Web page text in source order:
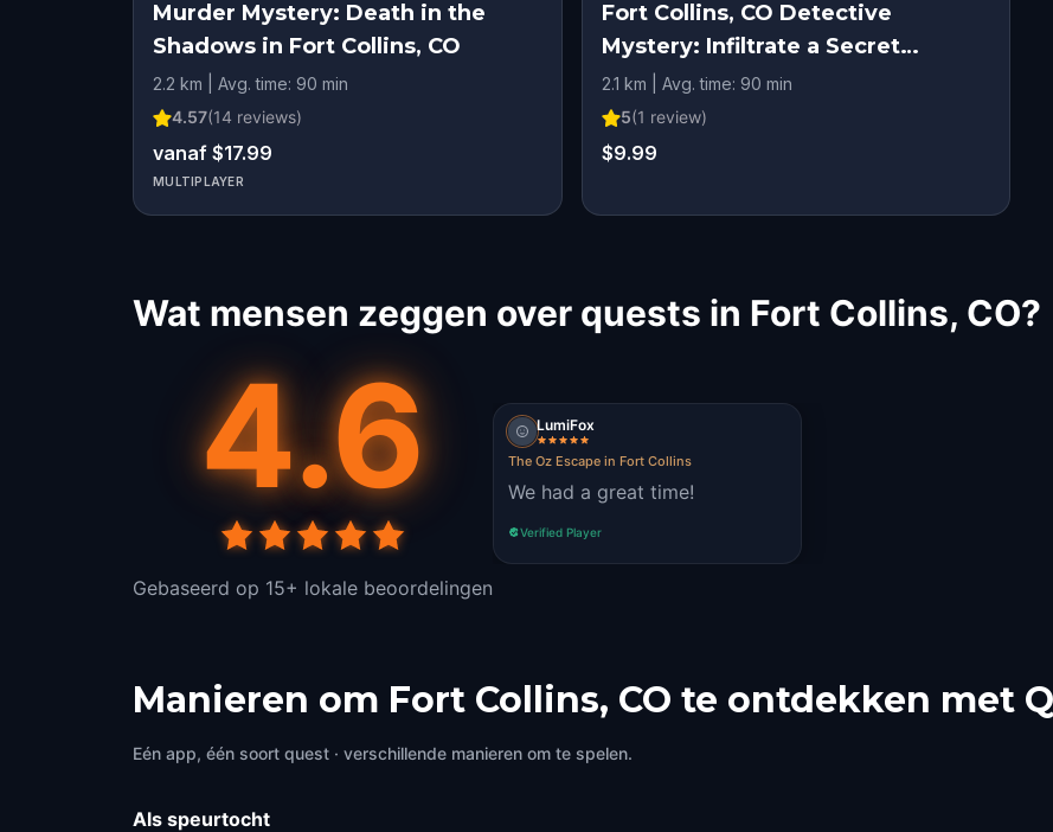
Murder Mystery: Death in the
Shadows in Fort Collins, CO
2.2 km | Avg. time: 90 min
4.57(14 reviews)
vanaf $17.99
MULTIPLAYER
Fort Collins, CO Detective
Mystery: Infiltrate a Secret
Society!
2.1 km | Avg. time: 90 min
5(1 review)
$9.99
Wat mensen zeggen over quests in Fort Collins, CO?
4.6
Gebaseerd op 15+ lokale beoordelingen
LumiFox
The Oz Escape in Fort Collins
We had a great time!
Verified Player
Manieren om Fort Collins, CO te ontdekken met
Eén app, één soort quest · verschillende manieren om te spelen.
Als speurtocht